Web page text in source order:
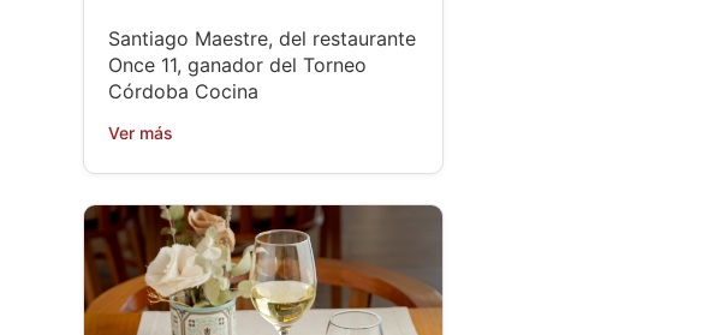
Santiago Maestre, del restaurante
Once 11, ganador del Torneo
Córdoba Cocina
Ver más